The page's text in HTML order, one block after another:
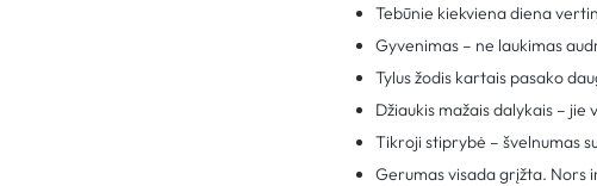
Tebūnie kiekviena diena
Gyvenimas – ne laukimas
Tylus žodis kartais pasako
Džiaukis mažais dalykais – jie
Tikroji stiprybė – švelnumas
Gerumas visada grįžta. Nors